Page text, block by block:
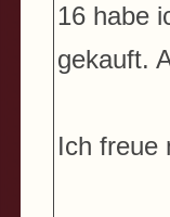
16 habe
gekauft.
Ich freue